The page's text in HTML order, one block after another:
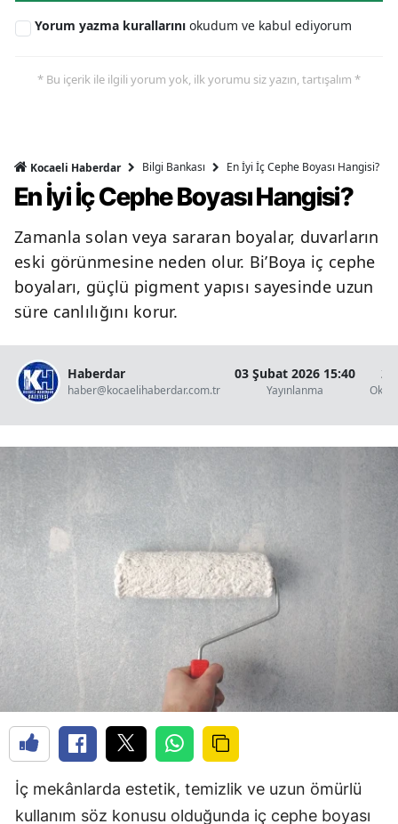
Yorum yazma kurallarını okudum ve kabul ediyorum
* Bu içerik ile ilgili yorum yok, ilk yorumu siz yazın, tartışalım *
Kocaeli Haberdar Bilgi Bankası En İyi İç Cephe Boyası Hangisi?
En İyi İç Cephe Boyası Hangisi?
Zamanla solan veya sararan boyalar, duvarların
eski görünmesine neden olur. Bi’Boya iç cephe
boyaları, güçlü pigment yapısı sayesinde uzun
süre canlılığını korur.
Haberdar
haber@kocaelihaberdar.com.tr
03 Şubat 2026 15:40
Yayınlanma
2
İç mekânlarda estetik, temizlik ve uzun ömürlü
kullanım söz konusu olduğunda iç cephe boyası